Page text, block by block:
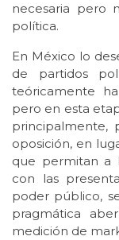
necesaria pero
política.
En México lo
de partidos
teóricamente
pero en esta
principalmente,
oposición, en
que permitan a
con las
poder público,
pragmática
medición de